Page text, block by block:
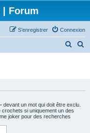
Forum
Connexion
S’enregistrer
e
e
r
c
- devant un mot qui doit être exclu.
crochets si uniquement un des
joker pour des recherches